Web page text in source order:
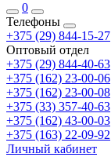
0
Телефоны
+375 (29) 844-15-27
Оптовый отдел
+375 (29) 844-40-63
+375 (162) 23-00-06
+375 (162) 23-00-08
+375 (33) 357-40-63
+375 (162) 43-00-03
+375 (163) 22-09-92
Личный кабинет